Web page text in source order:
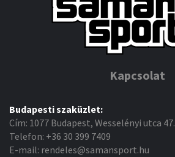
Kapcsolat
Budapesti szaküzlet:
Cím: 1077 Budapest, Wesselényi utca 47.
Telefon: +36 30 399 7409
E-mail: rendeles@samansport.hu